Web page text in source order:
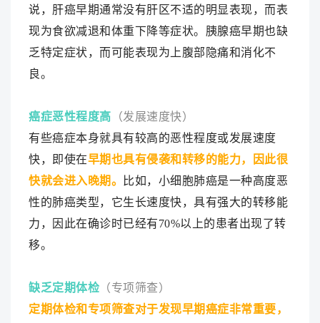
说，肝癌早期通常没有肝区不适的明显表现，而表
现为食欲减退和体重下降等症状。胰腺癌早期也缺
乏特定症状，而可能表现为上腹部隐痛和消化不
良。
癌症恶性程度高 （发展速度快）
有些癌症本身就具有较高的恶性程度或发展速度
快，即使在早期也具有侵袭和转移的能力，因此很
快就会进入晚期。
比如，小细胞肺癌是一种高度恶
性的肺癌类型，它生长速度快，具有强大的转移能
力，因此在确诊时已经有70%以上的患者出现了转
移。
缺乏定期体检 （专项筛查）
定期体检和专项筛查对于发现早期癌症非常重要，